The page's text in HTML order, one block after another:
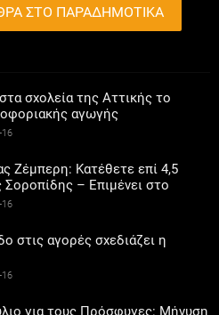
ΣΤΟ ΠΑΡΑΔΗΜΟΤΙΚΑ
σχολεία της Αττικής το
αγωγής
16
Ζέμπερη: Κατέθετε επί 4,5
– Επιμένει στο
16
στις αγορές σχεδιάζει η
16
για τους Πρόσφυγες: Μήνυση